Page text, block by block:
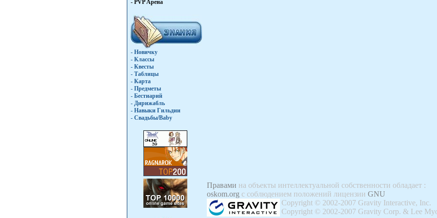
- PVP Арена
- Новичку
- Классы
- Квесты
- Таблицы
- Карта
- Предметы
- Бестиарий
- Дирижабль
- Навыки Гильдии
- Свадьбы/Baby
Правами на объекты интеллектуальной собственности обладает :
oskom.org с соблюдением положений лицензии GNU
Copyright © 2002-2007 Gravity Interactive, Inc.
Copyright © 2002-2007 Gravity Corp. & Lee